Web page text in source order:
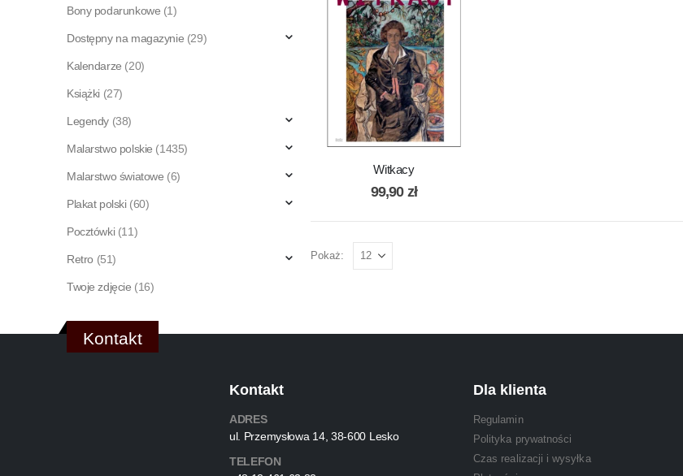
Witkacy
99,90 zł
Pokaż:
Bony podarunkowe (1)
Dostępny na magazynie (29)
Kalendarze (20)
Książki (27)
Legendy (38)
Malarstwo polskie (1435)
Malarstwo światowe (6)
Plakat polski (60)
Pocztówki (11)
Retro (51)
Twoje zdjęcie (16)
Kontakt
Kontakt
ADRES
ul. Przemysłowa 14, 38-600 Lesko
TELEFON
Dla klienta
Regulamin
Polityka prywatności
Czas realizacji i wysyłka